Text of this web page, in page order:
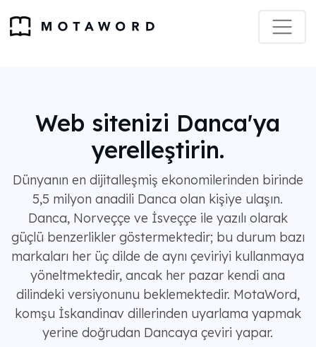
Web sitenizi Danca'ya
yerelleştirin.
Dünyanın en dijitalleşmiş ekonomilerinden birinde
5,5 milyon anadili Danca olan kişiye ulaşın.
Danca, Norveççe ve İsveççe ile yazılı olarak
güçlü benzerlikler göstermektedir; bu durum bazı
markaları her üç dilde de aynı çeviriyi kullanmaya
yöneltmektedir, ancak her pazar kendi ana
dilindeki versiyonunu beklemektedir. MotaWord,
komşu İskandinav dillerinden uyarlama yapmak
yerine doğrudan Dancaya çeviri yapar.